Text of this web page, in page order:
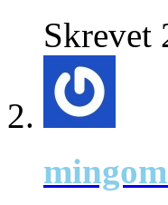
Skrevet